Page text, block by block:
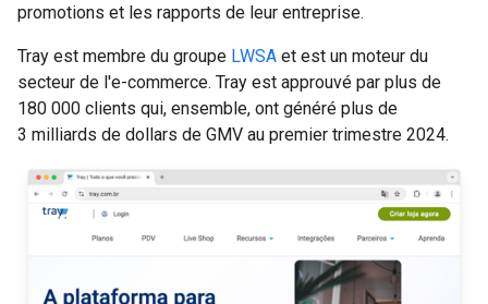
promotions et les rapports de leur entreprise.
Tray est membre du groupe LWSA et est un moteur du
secteur de l'e-commerce. Tray est approuvé par plus de
180 000 clients qui, ensemble, ont généré plus de
3 milliards de dollars de GMV au premier trimestre 2024.